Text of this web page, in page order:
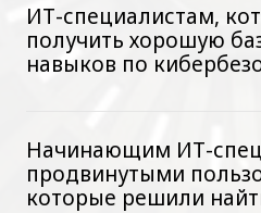
ИТ-специалистам,
получить хорошую
навыков по
Начинающим ИТ-
продвинутыми
которые решили